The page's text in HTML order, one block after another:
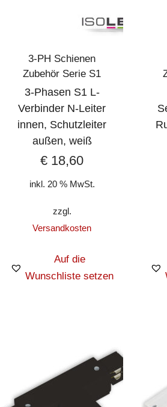
3-PH Schienen
Zubehör Serie S1
3-Phasen S1 L-
Verbinder N-Leiter
innen, Schutzleiter
außen, weiß
€ 18,60
inkl. 20 % MwSt.
zzgl.
Versandkosten
Auf die
Wunschliste setzen